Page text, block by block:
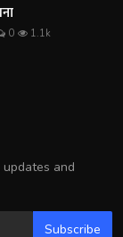
0 1.1k
and
Subscribe